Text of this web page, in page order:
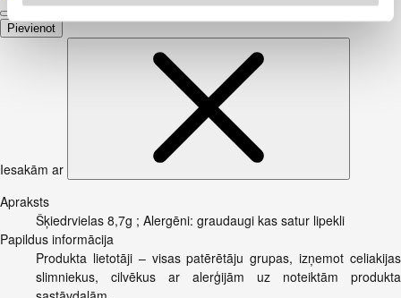
Pievienot
Iesakām ar
Apraksts
Šķiedrvielas 8,7g ; Alergēni: graudaugi kas satur lipekli
Papildus informācija
Produkta lietotāji – visas patērētāju grupas, izņemot celiakijas
slimniekus, cilvēkus ar alerģijām uz noteiktām produkta